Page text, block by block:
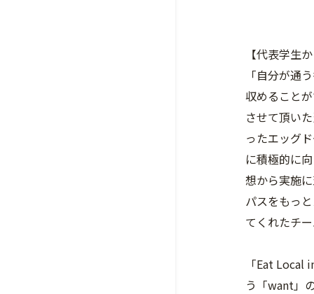
【代表学生
「自分が通
収めること
させて頂い
ったエッグ
に積極的に
想から実施
パスをもっ
てくれたチ
「Eat Local
う「want」